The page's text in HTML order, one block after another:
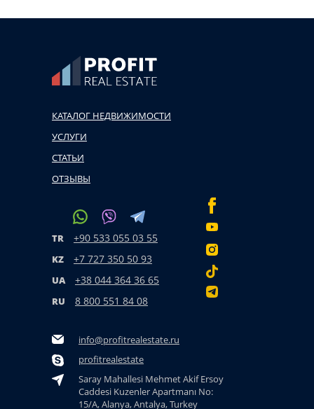
КАТАЛОГ НЕДВИЖИМОСТИ
УСЛУГИ
СТАТЬИ
ОТЗЫВЫ
TR +90 533 055 03 55
KZ +7 727 350 50 93
UA +38 044 364 36 65
RU 8 800 551 84 08
info@profitrealestate.ru
profitrealestate
Saray Mahallesi Mehmet Akif Ersoy
Caddesi Kuzenler Apartmanı No:
15/A, Alanya, Antalya, Turkey